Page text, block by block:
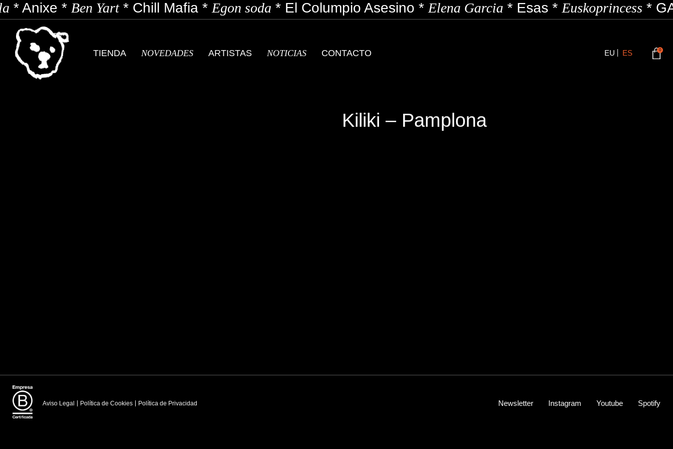
*Anixe*Ben Yart*Chill Mafia*Egon soda*El Columpio Asesino*Elena Garcia*Esas*Euskoprincess*
TIENDA NOVEDADES ARTISTAS NOTICIAS CONTACTO EU ES 0
Kiliki – Pamplona
Aviso Legal Política de Cookies Política de Privacidad Newsletter Instagram Youtube Spotify